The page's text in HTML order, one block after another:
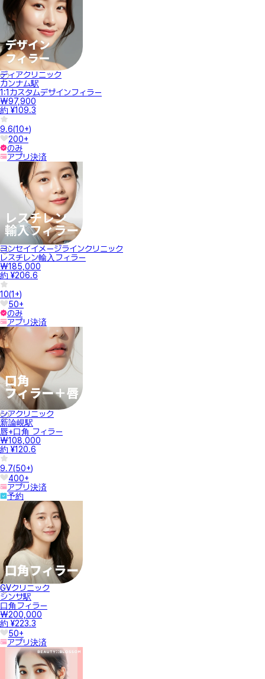
ディアクリニック
カンナム駅
1:1カスタムデザインフィラー
₩97,900
約 ¥109.3
9.6(10+)
200+
のみ
アプリ決済
ヨンセイイメージラインクリニック
レスチレン輸入フィラー
₩185,000
約 ¥206.6
10(1+)
50+
のみ
アプリ決済
シアクリニック
新論峴駅
唇+口角 フィラー
₩108,000
約 ¥120.6
9.7(50+)
400+
アプリ決済
予約
GVクリニック
シンサ駅
口角フィラー
₩200,000
約 ¥223.3
50+
アプリ決済